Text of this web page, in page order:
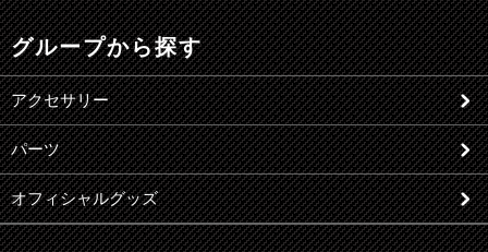
グループから探す
アクセサリー
パーツ
オフィシャルグッズ